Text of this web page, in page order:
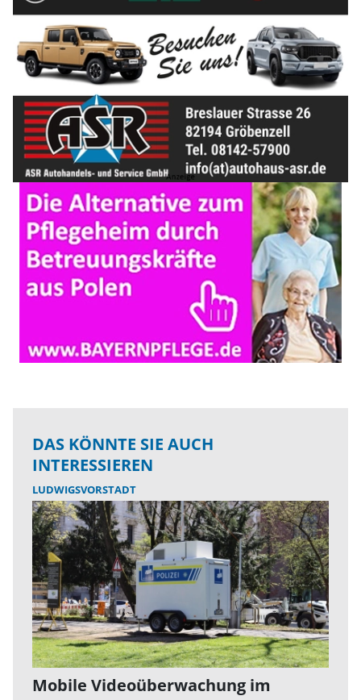
DAS KÖNNTE SIE AUCH
INTERESSIEREN
LUDWIGSVORSTADT
Mobile Videoüberwachung im